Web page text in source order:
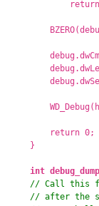
return -
debug.dwCmd =
debug.dwLevel
return 0;
}
int
// Call this
// after the